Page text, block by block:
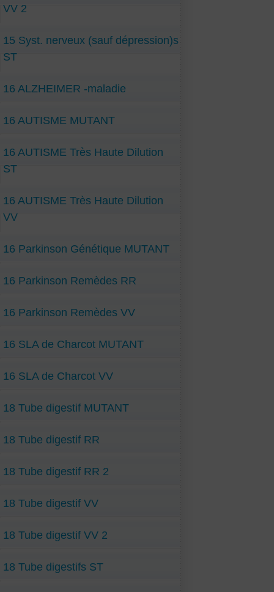
VV 2
15 Syst. nerveux (sauf dépression)s
ST
16 ALZHEIMER -maladie
16 AUTISME MUTANT
16 AUTISME Très Haute Dilution
ST
16 AUTISME Très Haute Dilution
VV
16 Parkinson Génétique MUTANT
16 Parkinson Remèdes RR
16 Parkinson Remèdes VV
16 SLA de Charcot MUTANT
16 SLA de Charcot VV
18 Tube digestif MUTANT
18 Tube digestif RR
18 Tube digestif RR 2
18 Tube digestif VV
18 Tube digestif VV 2
18 Tube digestifs ST